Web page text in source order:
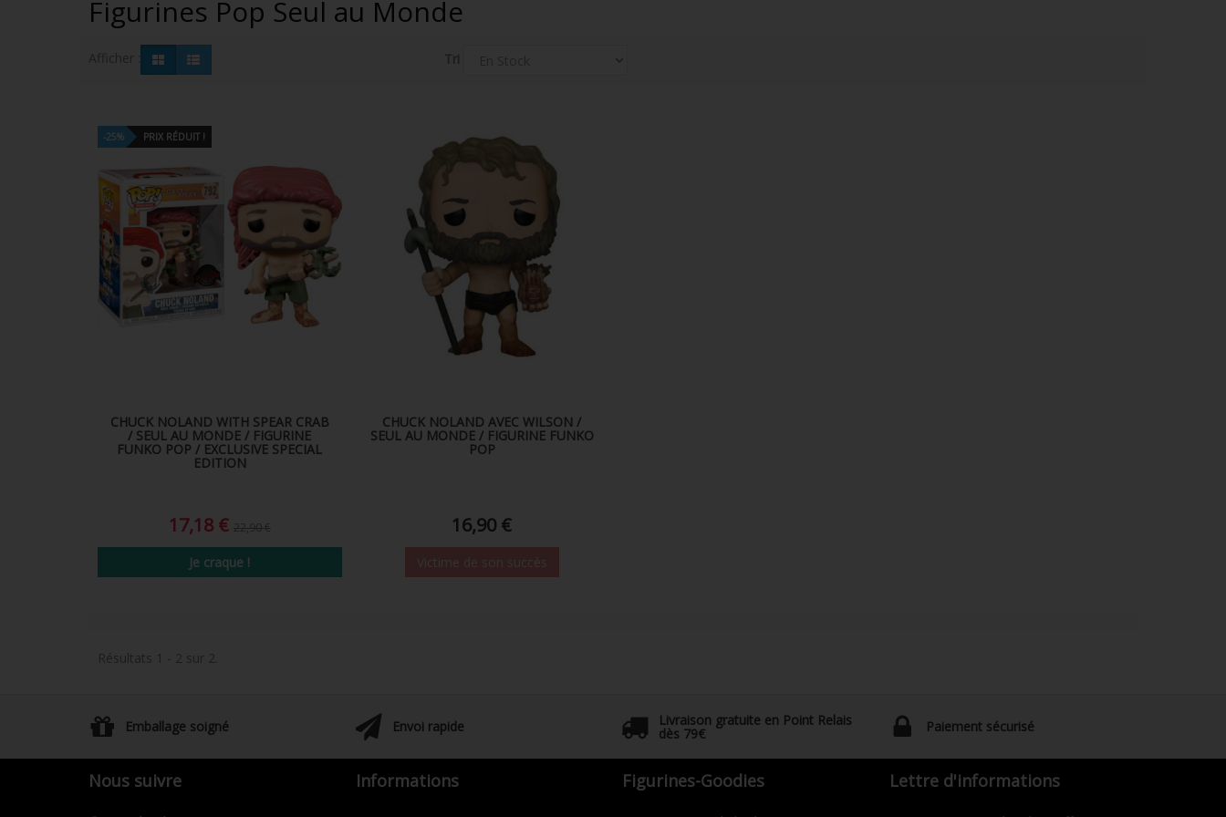
Figurines Pop Seul au Monde
CHUCK NOLAND WITH SPEAR CRAB
/ SEUL AU MONDE / FIGURINE
FUNKO POP / EXCLUSIVE SPECIAL
EDITION
17,18 € 22,90 €
-25% PRIX RÉDUIT !
Je craque !
CHUCK NOLAND AVEC WILSON /
SEUL AU MONDE / FIGURINE FUNKO
POP
16,90 €
Résultats 1 - 2 sur 2.
Emballage soigné Envoi rapide Livraison gratuite en Point Relais
dès 79€ Paiement sécurisé
Nous suivre Informations Figurines-Goodies Lettre d'informations